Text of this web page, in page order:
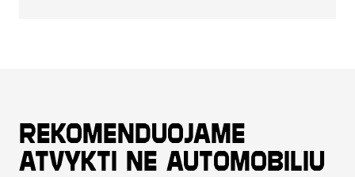
Rekomenduojame
atvykti ne automobiliu